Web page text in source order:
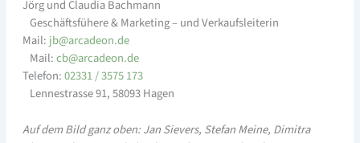
Jörg und Claudia Bachmann
Geschäftsfühere & Marketing – und Verkaufsleiterin
Mail:
ed.no
edacr
a@bj
Mail:
ed.no
edacr
a@bc
Telefon:02331 / 3575 173
Lennestrasse 91, 58093 Hagen
Auf dem Bild ganz oben: Jan Sievers, Stefan Meine, Dimitra